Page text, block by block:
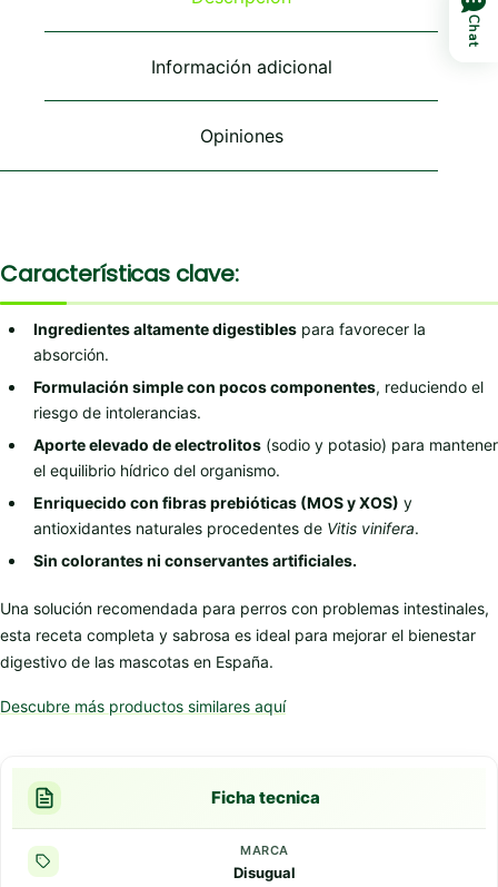
elegir
página
pueden
elegir
la
página
producto
elegir
página
Información adicional
Opiniones
Características clave:
Ingredientes altamente digestibles para favorecer la
absorción.
Formulación simple con pocos componentes, reduciendo el
riesgo de intolerancias.
Aporte elevado de electrolitos (sodio y potasio) para mantener
el equilibrio hídrico del organismo.
Enriquecido con fibras prebióticas (MOS y XOS) y
antioxidantes naturales procedentes de Vitis vinifera.
Sin colorantes ni conservantes artificiales.
Una solución recomendada para perros con problemas intestinales,
esta receta completa y sabrosa es ideal para mejorar el bienestar
digestivo de las mascotas en España.
Descubre más productos similares aquí
Ficha tecnica
MARCA
Disugual
Chat